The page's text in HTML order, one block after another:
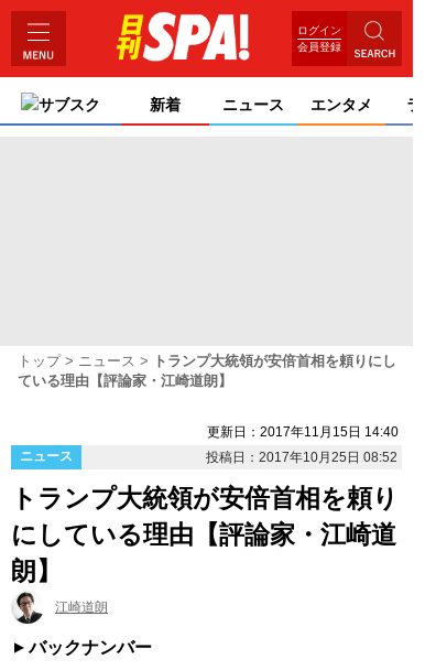
ログイン
会員登録
サブスク 新着 ニュース エンタメ ライ
トップ ニュース
トランプ大統領が安倍首相を頼りにし
ている理由【評論家・江崎道朗】
更新日：2017年11月15日 14:40
ニュース
投稿日：2017年10月25日 08:52
トランプ大統領が安倍首相を頼り
にしている理由【評論家・江崎道
朗】
江崎道朗
バックナンバー